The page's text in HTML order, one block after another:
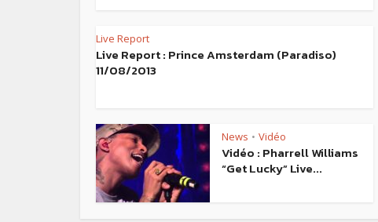
Live Report
Live Report : Prince Amsterdam (Paradiso)
11/08/2013
News • Vidéo
Vidéo : Pharrell Williams
“Get Lucky” Live...